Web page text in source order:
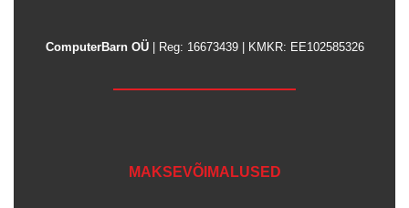
ComputerBarn OÜ| Reg: 16673439 | KMKR: EE102585326
MAKSEVÕIMALUSED